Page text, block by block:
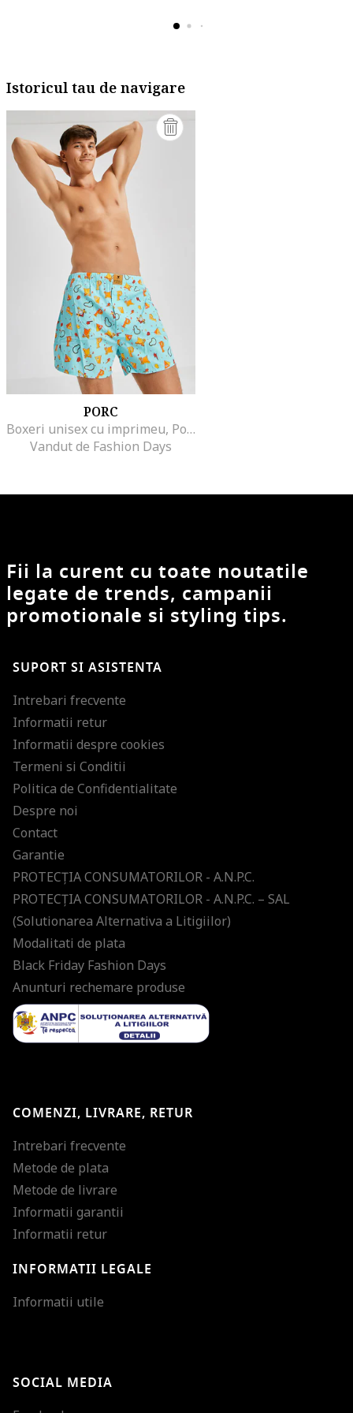
Istoricul tau de navigare
PORC
Boxeri unisex cu imprimeu, Portocaliu/Albastru aquamarin
Vandut de Fashion Days
Fii la curent cu toate noutatile
legate de trends, campanii
promotionale si styling tips.
SUPORT SI ASISTENTA
Intrebari frecvente
Informatii retur
Informatii despre cookies
Termeni si Conditii
Politica de Confidentialitate
Despre noi
Contact
Garantie
PROTECŢIA CONSUMATORILOR - A.N.P.C.
PROTECŢIA CONSUMATORILOR - A.N.P.C. – SAL
(Solutionarea Alternativa a Litigiilor)
Modalitati de plata
Black Friday Fashion Days
Anunturi rechemare produse
COMENZI, LIVRARE, RETUR
Intrebari frecvente
Metode de plata
Metode de livrare
Informatii garantii
Informatii retur
INFORMATII LEGALE
Informatii utile
SOCIAL MEDIA